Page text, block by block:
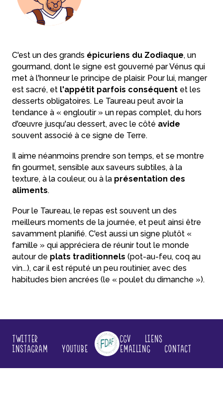
C'est un des grands épicuriens du Zodiaque, un
gourmand, dont le signe est gouverné par Vénus qui
met à l'honneur le principe de plaisir. Pour lui, manger
est sacré, et l'appétit parfois conséquent et les
desserts obligatoires. Le Taureau peut avoir la
tendance à « engloutir » un repas complet, du hors
d'œuvre jusqu'au dessert, avec le côté avide
souvent associé à ce signe de Terre.
Il aime néanmoins prendre son temps, et se montre
fin gourmet, sensible aux saveurs subtiles, à la
texture, à la couleur, ou à la présentation des
aliments.
Pour le Taureau, le repas est souvent un des
meilleurs moments de la journée, et peut ainsi être
savamment planifié. C'est aussi un signe plutôt «
famille » qui appréciera de réunir tout le monde
autour de plats traditionnels (pot-au-feu, coq au
vin...), car il est réputé un peu routinier, avec des
habitudes bien ancrées (le « poulet du dimanche »).
Twitter
Instagram
YouTube
CGV
Liens
Emailing
Contact